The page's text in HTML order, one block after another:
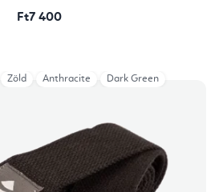
Ft7 400
Zöld Anthracite Dark Green